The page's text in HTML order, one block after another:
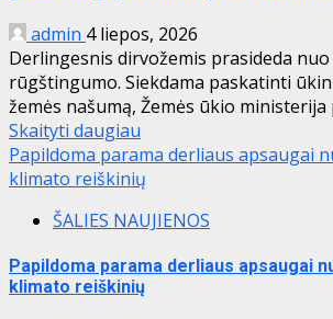
admin 4 liepos, 2026
Derlingesnis dirvožemis prasideda
rūgštingumo. Siekdama paskatinti
žemės našumą, Žemės ūkio ministerija
Skaityti daugiau
Papildoma parama derliaus apsaugai
klimato reiškinių
ŠALIES NAUJIENOS
Papildoma parama derliaus apsaugai
klimato reiškinių